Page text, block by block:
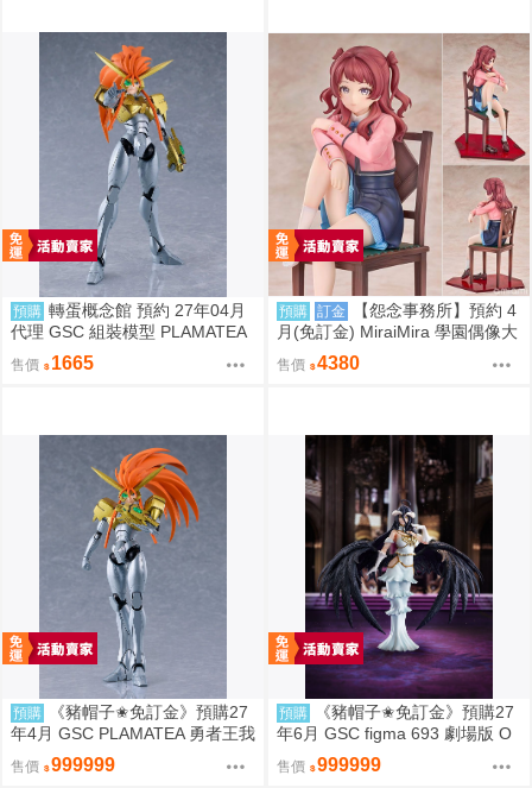
預購 轉蛋概念館 預約 27年04月
代理 GSC 組裝模型 PLAMATEA
勇者王 獅子王凱 約16公分 免訂
金
售價 1665
預購 訂金
【怨念事務所】預約 4
月(免訂金) MiraiMira 學園偶像大
師 花海咲季 雨後鳶尾花 特訓前V
er 1/7 0927
售價 4380
預購
《豬帽子✬免訂金》預購27
年4月 GSC PLAMATEA 勇者王我
王凱牙 獅子王凱 0906
售價 999999
預購
《豬帽子✬免訂金》預購27
年6月 GSC figma 693 劇場版 O
VERLORD 聖王國篇 雅兒貝德 0
913
售價 999999